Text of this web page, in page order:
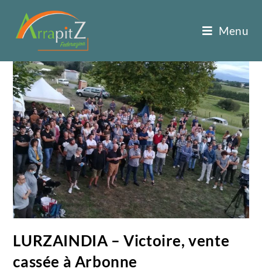
Menu
LURZAINDIA – Victoire, vente
cassée à Arbonne